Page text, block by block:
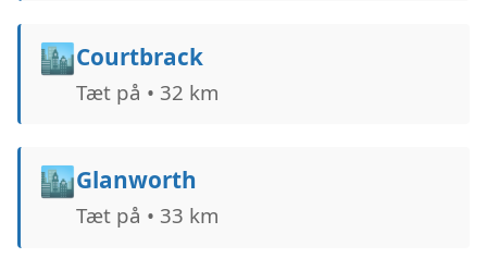
🏙️Courtbrack
Tæt på • 32 km
🏙️Glanworth
Tæt på • 33 km